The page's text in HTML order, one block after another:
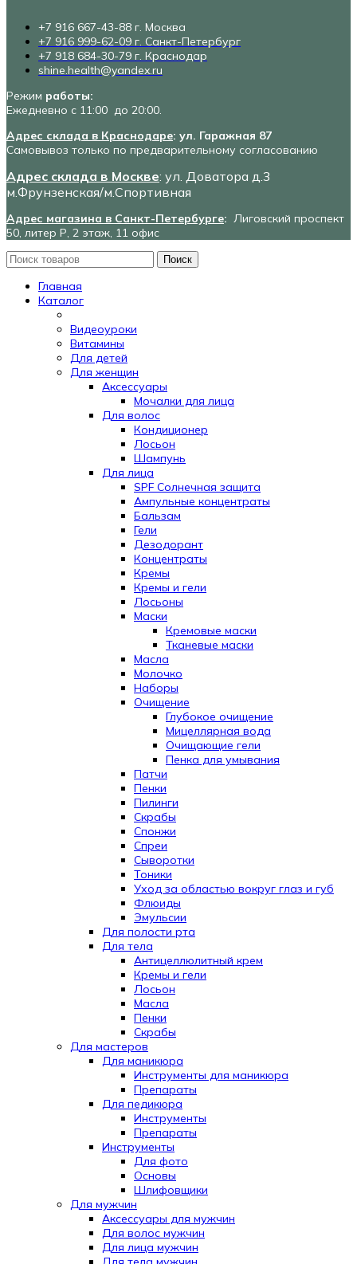
+7 916 667-43-88 г. Москва
+7 916 999-62-09 г. Санкт-Петербург
+7 918 684-30-79 г. Краснодар
shine.health@yandex.ru
Режим работы:
Ежедневно с 11:00 до 20:00.
Адрес склада в Краснодаре: ул. Гаражная 87
Самовывоз только по предварительному согласованию
Адрес склада в Москве: ул. Доватора д.3
м.Фрунзенская/м.Спортивная
Адрес магазина в Санкт-Петербурге: Лиговский проспект
50, литер Р, 2 этаж, 11 офис
Поиск
Главная
Каталог
Видеоуроки
Витамины
Для детей
Для женщин
Аксессуары
Мочалки для лица
Для волос
Кондиционер
Лосьон
Шампунь
Для лица
SPF Солнечная защита
Ампульные концентраты
Бальзам
Гели
Дезодорант
Концентраты
Кремы
Кремы и гели
Лосьоны
Маски
Кремовые маски
Тканевые маски
Масла
Молочко
Наборы
Очищение
Глубокое очищение
Мицеллярная вода
Очищающие гели
Пенка для умывания
Патчи
Пенки
Пилинги
Скрабы
Спонжи
Спреи
Сыворотки
Тоники
Уход за областью вокруг глаз и губ
Флюиды
Эмульсии
Для полости рта
Для тела
Антицеллюлитный крем
Кремы и гели
Лосьон
Масла
Пенки
Скрабы
Для мастеров
Для маникюра
Инструменты для маникюра
Препараты
Для педикюра
Инструменты
Препараты
Инструменты
Для фото
Основы
Шлифовщики
Для мужчин
Аксессуары для мужчин
Для волос мужчин
Для лица мужчин